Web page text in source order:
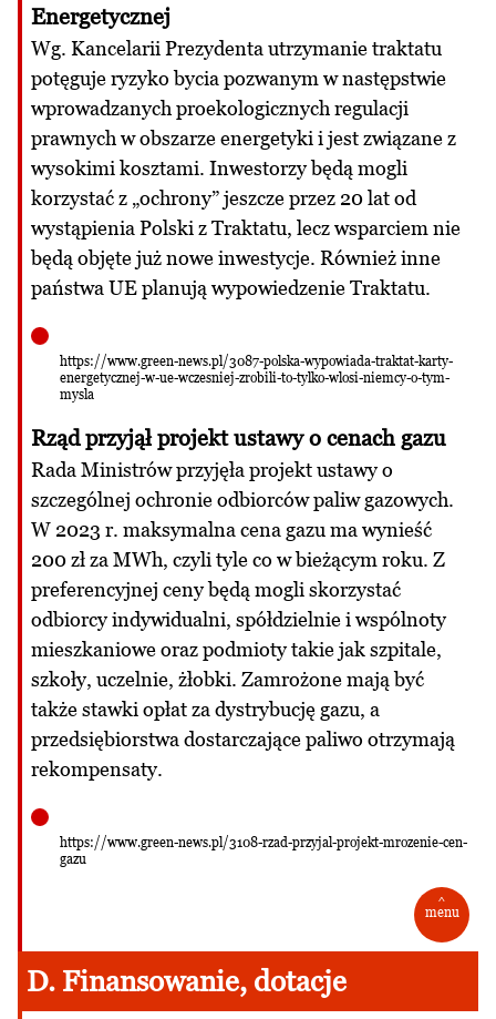
Energetycznej
Wg. Kancelarii Prezydenta utrzymanie traktatu
potęguje ryzyko bycia pozwanym w następstwie
wprowadzanych proekologicznych regulacji
prawnych w obszarze energetyki i jest związane z
wysokimi kosztami. Inwestorzy będą mogli
korzystać z „ochrony” jeszcze przez 20 lat od
wystąpienia Polski z Traktatu, lecz wsparciem nie
będą objęte już nowe inwestycje. Również inne
państwa UE planują wypowiedzenie Traktatu.
https://www.green-news.pl/3087-polska-wypowiada-traktat-karty-
energetycznej-w-ue-wczesniej-zrobili-to-tylko-wlosi-niemcy-o-tym-
mysla
Rząd przyjął projekt ustawy o cenach gazu
Rada Ministrów przyjęła projekt ustawy o
szczególnej ochronie odbiorców paliw gazowych.
W 2023 r. maksymalna cena gazu ma wynieść
200 zł za MWh, czyli tyle co w bieżącym roku. Z
preferencyjnej ceny będą mogli skorzystać
odbiorcy indywidualni, spółdzielnie i wspólnoty
mieszkaniowe oraz podmioty takie jak szpitale,
szkoły, uczelnie, żłobki. Zamrożone mają być
także stawki opłat za dystrybucję gazu, a
przedsiębiorstwa dostarczające paliwo otrzymają
rekompensaty.
https://www.green-news.pl/3108-rzad-przyjal-projekt-mrozenie-cen-
gazu
^
menu
D. Finansowanie, dotacje